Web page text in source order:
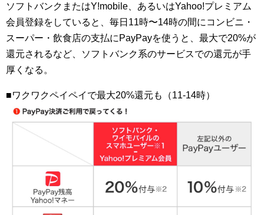
ソフトバンクまたはY!mobile、あるいはYahoo!プレミアム
会員登録をしていると、毎日11時〜14時の間にコンビニ・
スーパー・飲食店の支払にPayPayを使うと、最大で20%が
還元されるなど、ソフトバンク系のサービスでの還元が手
厚くなる。
■ワクワクペイペイで最大20%還元も（11-14時）